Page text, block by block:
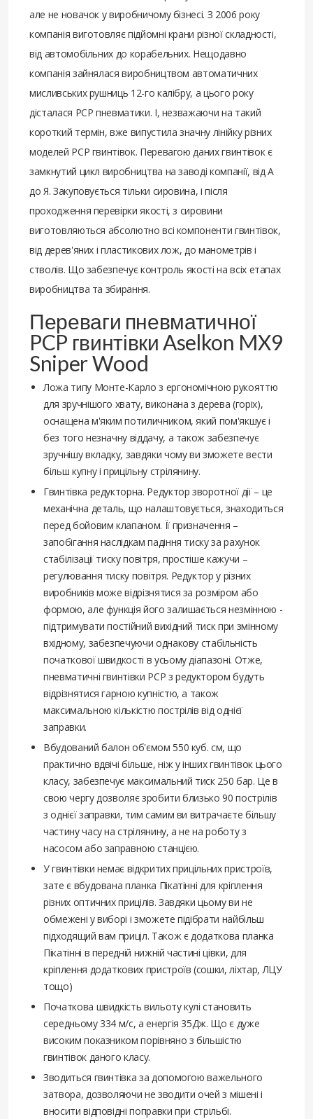
але не новачок у виробничому бізнесі. З 2006 року
компанія виготовляє підйомні крани різної складності,
від автомобільних до корабельних. Нещодавно
компанія зайнялася виробництвом автоматичних
мисливських рушниць 12-го калібру, а цього року
дісталася РСР пневматики. І, незважаючи на такий
короткий термін, вже випустила значну лінійку різних
моделей РСР гвинтівок. Перевагою даних гвинтівок є
замкнутий цикл виробництва на заводі компанії, від А
до Я. Закуповується тільки сировина, і після
проходження перевірки якості, з сировини
виготовляються абсолютно всі компоненти гвинтівок,
від дерев'яних і пластикових лож, до манометрів і
стволів. Що забезпечує контроль якості на всіх етапах
виробництва та збирання.
Переваги пневматичної
PCP гвинтівки Aselkon MX9
Sniper Wood
Ложа типу Монте-Карло з ергономічною рукояттю
для зручнішого хвату, виконана з дерева (горіх),
оснащена м'яким потиличником, який пом'якшує і
без того незначну віддачу, а також забезпечує
зручнішу вкладку, завдяки чому ви зможете вести
більш купну і прицільну стрілянину.
Гвинтівка редукторна. Редуктор зворотної дії – це
механічна деталь, що налаштовується, знаходиться
перед бойовим клапаном. Її призначення –
запобігання наслідкам падіння тиску за рахунок
стабілізації тиску повітря, простіше кажучи –
регулювання тиску повітря. Редуктор у різних
виробників може відрізнятися за розміром або
формою, але функція його залишається незмінною -
підтримувати постійний вихідний тиск при змінному
вхідному, забезпечуючи однакову стабільність
початкової швидкості в усьому діапазоні. Отже,
пневматичні гвинтівки PCP з редуктором будуть
відрізнятися гарною купністю, а також
максимальною кількістю пострілів від однієї
заправки.
Вбудований балон об'ємом 550 куб. см, що
практично вдвічі більше, ніж у інших гвинтівок цього
класу, забезпечує максимальний тиск 250 бар. Це в
свою чергу дозволяє зробити близько 90 пострілів
з однієї заправки, тим самим ви витрачаєте більшу
частину часу на стрілянину, а не на роботу з
насосом або заправною станцією.
У гвинтівки немає відкритих прицільних пристроїв,
зате є вбудована планка Пікатінні для кріплення
різних оптичних прицілів. Завдяки цьому ви не
обмежені у виборі і зможете підібрати найбільш
підходящий вам приціл. Також є додаткова планка
Пікатінні в передній нижній частині цівки, для
кріплення додаткових пристроїв (сошки, ліхтар, ЛЦУ
тощо)
Початкова швидкість вильоту кулі становить
середньому 334 м/с, а енергія 35Дж. Що є дуже
високим показником порівняно з більшістю
гвинтівок даного класу.
Зводиться гвинтівка за допомогою важельного
затвора, дозволяючи не зводити очей з мішені і
вносити відповідні поправки при стрільбі.